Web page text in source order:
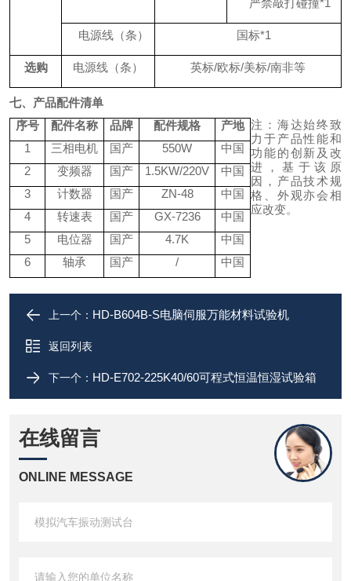
严禁敲打碰撞*1
电源线（条） 国标*1
选购 电源线（条） 英标/欧标/美标/南非等
七、产品配件清单
序号
配件名称 品牌 配件规格
产地
1
三相电机 国产 550W
中国
2
变频器 国产 1.5KW/220V
中国
3
计数器 国产 ZN-48
中国
4
转速表 国产 GX-7236
中国
5
电位器 国产 4.7K
中国
6
轴承 国产 / 中国
注：海达始终致
力于产品性能和
功能的创新及改
进，基于该原
因，产品技术规
格、外观亦会相
应改变。
上一个： HD-B604B-S电脑伺服万能材料试验机
返回列表
下一个： HD-E702-225K40/60可程式恒温恒湿试验箱
在线留言
ONLINE MESSAGE